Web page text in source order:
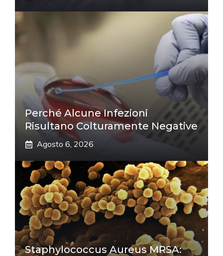
Perché Alcune Infezioni
Risultano Colturamente Negative
Agosto 6, 2026
Staphylococcus Aureus MRSA: